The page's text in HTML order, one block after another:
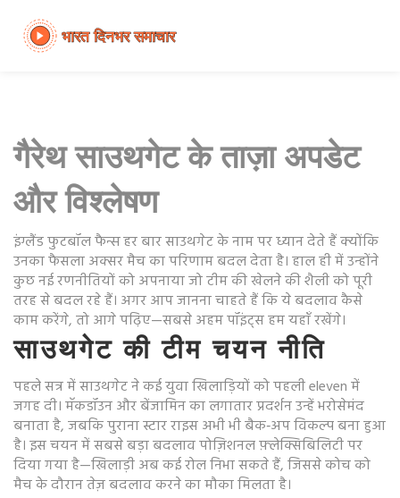
गैरेथ साउथगेट के ताज़ा अपडेट
और विश्लेषण
इंग्लैंड फुटबॉल फैन्स हर बार साउथगेट के नाम पर ध्यान देते हैं क्योंकि
उनका फैसला अक्सर मैच का परिणाम बदल देता है। हाल ही में उन्होंने
कुछ नई रणनीतियों को अपनाया जो टीम की खेलने की शैली को पूरी
तरह से बदल रहे हैं। अगर आप जानना चाहते हैं कि ये बदलाव कैसे
काम करेंगे, तो आगे पढ़िए—सबसे अहम पॉइंट्स हम यहाँ रखेंगे।
साउथगेट की टीम चयन नीति
पहले सत्र में साउथगेट ने कई युवा खिलाड़ियों को पहली eleven में
जगह दी। मॅकडॉउन और बेंजामिन का लगातार प्रदर्शन उन्हें भरोसेमंद
बनाता है, जबकि पुराना स्टार राइस अभी भी बैक‑अप विकल्प बना हुआ
है। इस चयन में सबसे बड़ा बदलाव पोज़िशनल फ़्लेक्सिबिलिटी पर
दिया गया है—खिलाड़ी अब कई रोल निभा सकते हैं, जिससे कोच को
मैच के दौरान तेज़ बदलाव करने का मौका मिलता है।